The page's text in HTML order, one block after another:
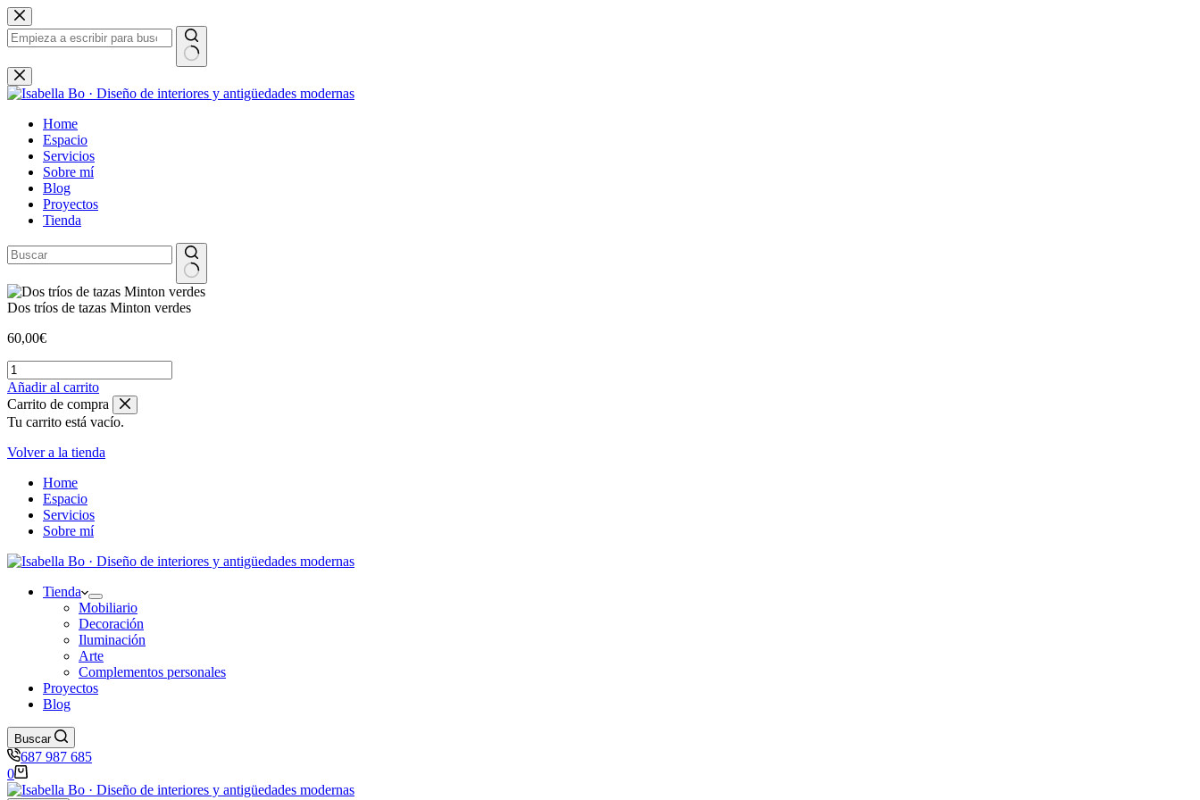
Saltar
al
contenido
Sin
resultados
Home
Espacio
Servicios
Sobre mí
Blog
Proyectos
Tienda
Dos tríos de tazas Minton verdes
60,00€
Dos
tríos
de
tazas
Minton
verdes
cantidad
Añadir al carrito
Carrito de compra
Tu carrito está vacío.
Volver a la tienda
Home
Espacio
Servicios
Sobre mí
Tienda
Mobiliario
Decoración
Iluminación
Arte
Complementos personales
Proyectos
Blog
Buscar
687 987 685
Carro
de
0